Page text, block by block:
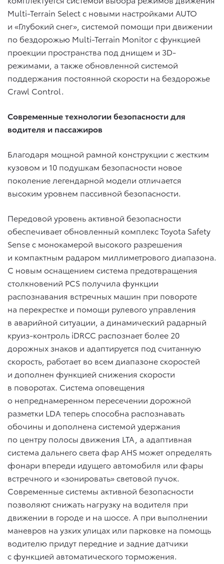
Multi-Terrain Select с новыми настройками AUTO
и «Глубокий снег», системой помощи при движении
по бездорожью Multi-Terrain Monitor с функцией
проекции пространства под днищем и 3D-
режимами, а также обновленной системой
поддержания постоянной скорости на бездорожье
Crawl Control.
Современные технологии безопасности для
водителя и пассажиров
Благодаря мощной рамной конструкции с жестким
кузовом и 10 подушкам безопасности новое
поколение легендарной модели отличается
высоким уровнем пассивной безопасности.
Передовой уровень активной безопасности
обеспечивает обновленный комплекс Toyota Safety
Sense с монокамерой высокого разрешения
и компактным радаром миллиметрового диапазона.
С новым оснащением система предотвращения
столкновений PCS получила функции
распознавания встречных машин при повороте
на перекрестке и помощи рулевого управления
в аварийной ситуации, а динамический радарный
круиз-контроль iDRCC распознает более 20
дорожных знаков и адаптируется под считанную
скорость, работает во всем диапазоне скоростей
и дополнен функцией снижения скорости
в поворотах. Система оповещения
о непреднамеренном пересечении дорожной
разметки LDA теперь способна распознавать
обочины и дополнена системой удержания
по центру полосы движения LTA, а адаптивная
система дальнего света фар AHS может определять
фонари впереди идущего автомобиля или фары
встречного и «зонировать» световой пучок.
Современные системы активной безопасности
позволяют снижать нагрузку на водителя при
движении в городе и на шоссе. А при выполнении
маневров на узких улицах или парковке на помощь
водителю придут передние и задние датчики
с функцией автоматического торможения.